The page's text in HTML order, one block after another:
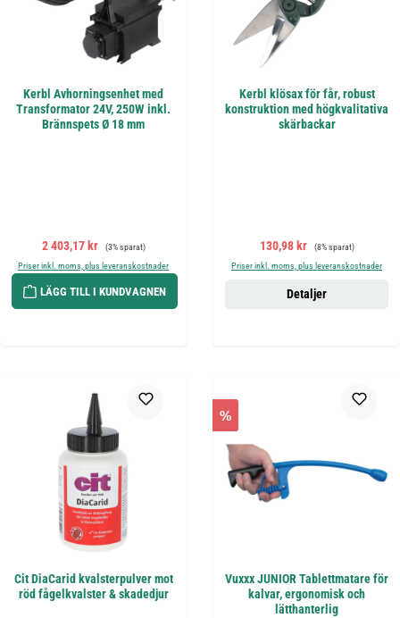
Kerbl Avhorningsenhet med
Transformator 24V, 250W inkl.
Brännspets Ø 18 mm
Försäljningspris:
2 403,17 kr Ordinarie pris:
(3% sparat)
Priser inkl. moms, plus leveranskostnader
LÄGG TILL I KUNDVAGNEN
Kerbl klösax för får, robust
konstruktion med högkvalitativa
skärbackar
Försäljningspris:
130,98 kr Ordinarie pris:
(8% sparat)
Priser inkl. moms, plus leveranskostnader
Detaljer
Cit DiaCarid kvalsterpulver mot
röd fågelkvalster & skadedjur
%
Vuxxx JUNIOR Tablettmatare för
kalvar, ergonomisk och
lätthanterlig